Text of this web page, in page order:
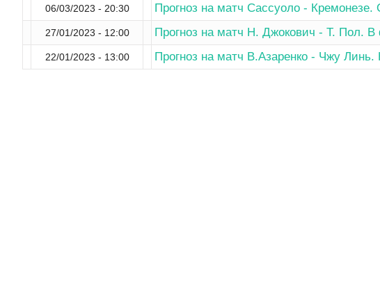
06/03/2023 - 20:30 Прогноз на матч Сассуоло - Кремонезе.
27/01/2023 - 12:00 Прогноз на матч Н. Джокович - Т. Пол.
22/01/2023 - 13:00 Прогноз на матч В.Азаренко - Чжу Линь.